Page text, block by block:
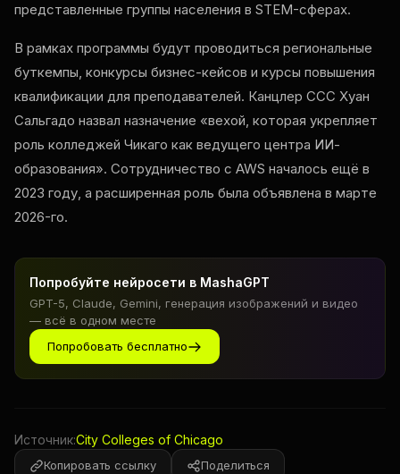
представленные группы населения в STEM-сферах.
В рамках программы будут проводиться региональные
буткемпы, конкурсы бизнес-кейсов и курсы повышения
квалификации для преподавателей. Канцлер CCC Хуан
Сальгадо назвал назначение «вехой, которая укрепляет
роль колледжей Чикаго как ведущего центра ИИ-
образования». Сотрудничество с AWS началось ещё в
2023 году, а расширенная роль была объявлена в марте
2026-го.
Попробуйте нейросети в MashaGPT
GPT-5, Claude, Gemini, генерация изображений и видео
— всё в одном месте
Попробовать бесплатно
Источник:City Colleges of Chicago
Копировать ссылку Поделиться